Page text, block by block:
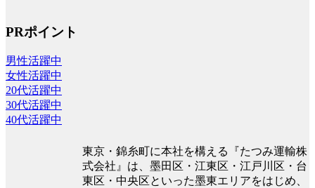
PRポイント
男性活躍中
女性活躍中
20代活躍中
30代活躍中
40代活躍中
東京・錦糸町に本社を構える『たつみ運輸株
式会社』は、墨田区・江東区・江戸川区・台
東区・中央区といった墨東エリアをはじめ、